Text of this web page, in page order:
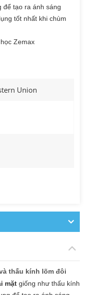
để tạo ra ánh sáng
tốt nhất khi chùm
Zemax
Union
thấu kính lõm đôi
mặt giống như thấu kính